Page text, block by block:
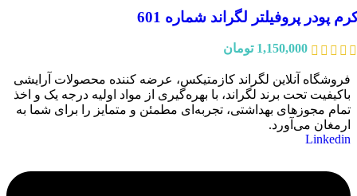
پودر پروفیلتر لگراند شماره 601
1,150,000 تومان
فروشگاه آنلاین لگراند کازمتیکس، عرضه‌ کننده محصولات آرایشی
باکیفیت تحت برند لگراند، با بهره‌گیری از مواد اولیه درجه یک و اخذ
تمام مجوزهای بهداشتی، تجربه‌ای مطمئن و متمایز را برای شما به
ارمغان می‌آورد.
Linkedin